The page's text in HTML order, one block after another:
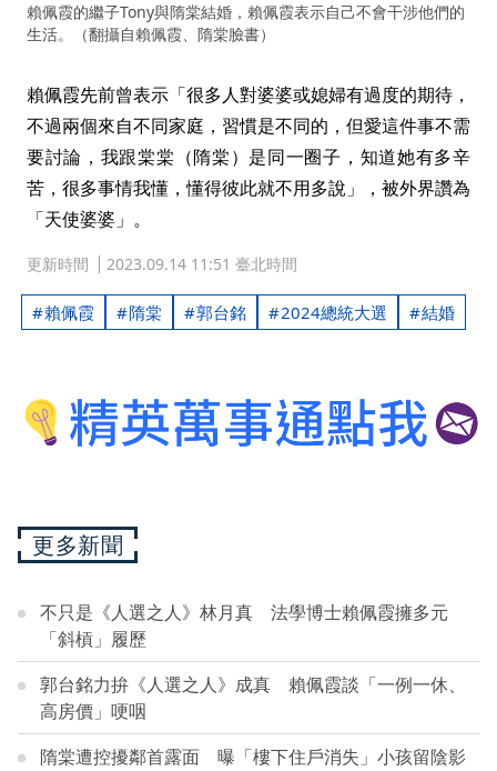
賴佩霞的繼子Tony與隋棠結婚，賴佩霞表示自己不會干涉他們的
生活。（翻攝自賴佩霞、隋棠臉書）
賴佩霞先前曾表示「很多人對婆婆或媳婦有過度的期待，
不過兩個來自不同家庭，習慣是不同的，但愛這件事不需
要討論，我跟棠棠（隋棠）是同一圈子，知道她有多辛
苦，很多事情我懂，懂得彼此就不用多說」，被外界讚為
「天使婆婆」。
更新時間 2023.09.14 11:51 臺北時間
賴佩霞 隋棠 郭台銘 2024總統大選 結婚
更多新聞
不只是《人選之人》林月真 法學博士賴佩霞擁多元
「斜槓」履歷
郭台銘力拚《人選之人》成真 賴佩霞談「一例一休、
高房價」哽咽
隋棠遭控擾鄰首露面 曝「樓下住戶消失」小孩留陰影